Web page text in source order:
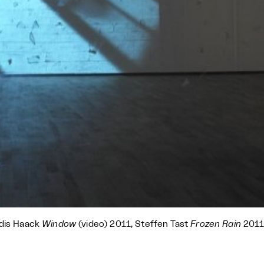
Haack Window(video) 2011, Steffen TastFrozen Rain